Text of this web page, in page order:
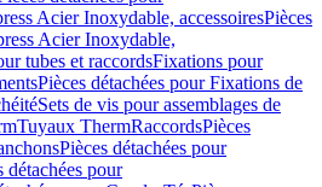
Acier Inoxydable, accessoiresPièces
Acier Inoxydable,
tubes et raccordsFixations pour
Pièces détachées pour Fixations de
Sets de vis pour assemblages de
Tuyaux ThermRaccordsPièces
Pièces détachées pour
détachées pour